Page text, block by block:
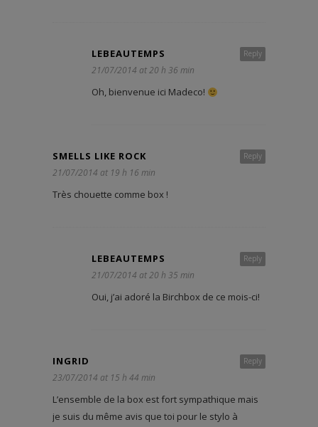
Reply
LEBEAUTEMPS
21/07/2014 at 20 h 36 min
Oh, bienvenue ici Madeco!
Reply
SMELLS LIKE ROCK
21/07/2014 at 19 h 16 min
Très chouette comme box !
Reply
LEBEAUTEMPS
21/07/2014 at 20 h 35 min
Oui, j’ai adoré la Birchbox de ce mois-ci!
Reply
INGRID
23/07/2014 at 15 h 44 min
L’ensemble de la box est fort sympathique mais
je suis du même avis que toi pour le stylo à